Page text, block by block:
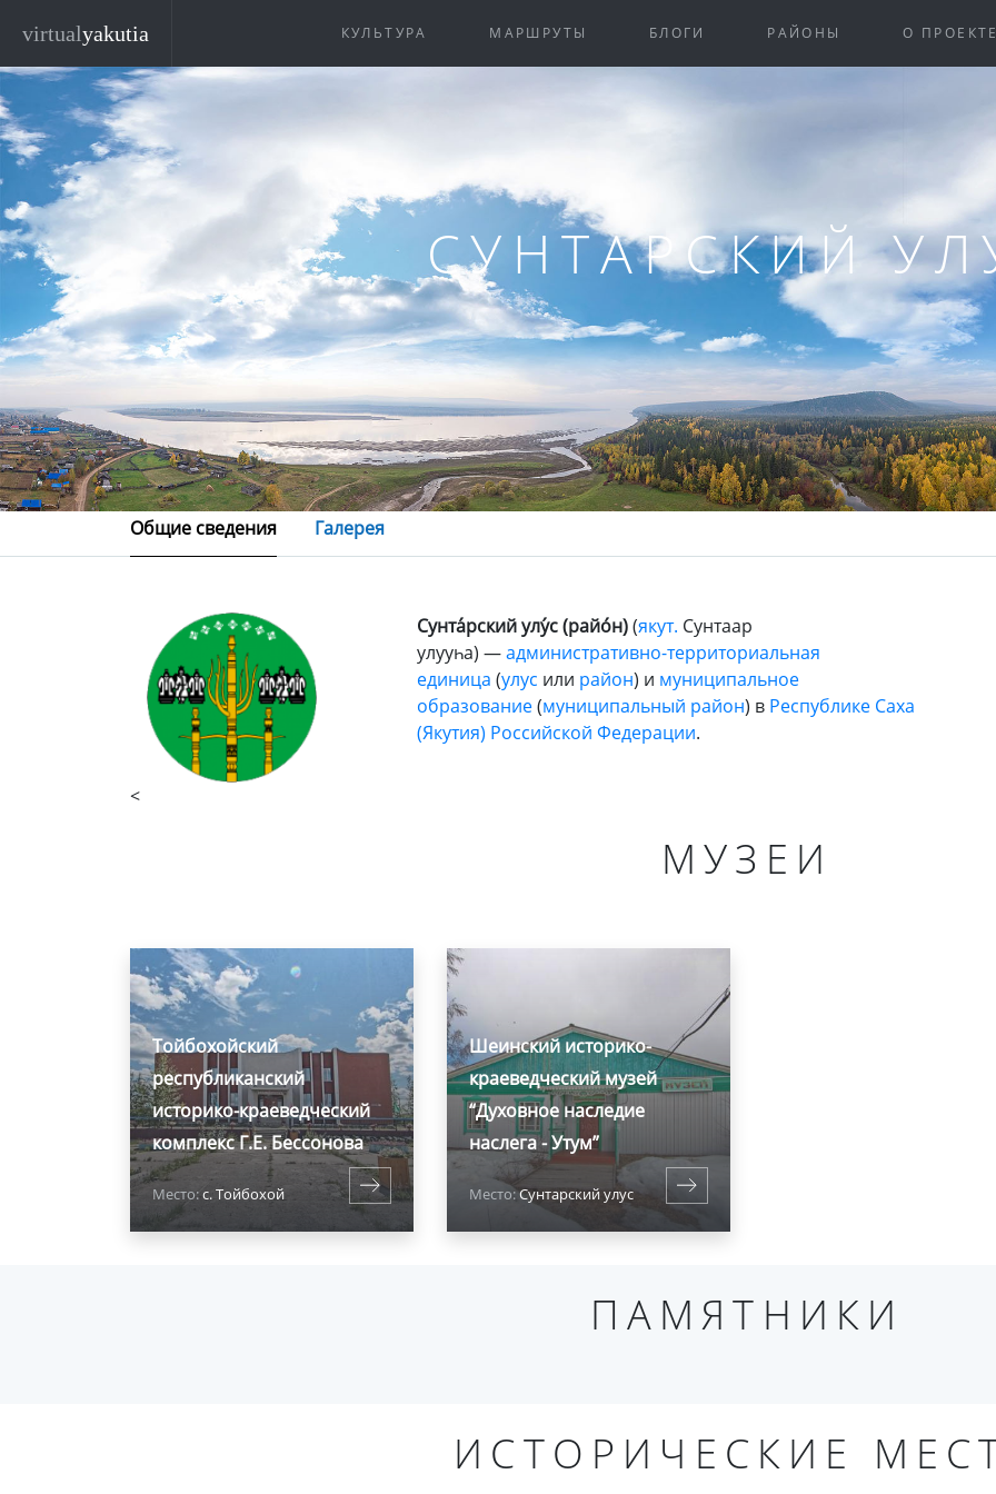
virtualyakutia КУЛЬТУРА МАРШРУТЫ БЛОГИ РАЙОНЫ О
СУНТАРСКИЙ
Общие сведения Галерея
Сунта́рский улу́с (райо́н)(якут. Сунтаар
улууһа) —административно-территориальная
единица (улус или район) и муниципальное
образование(муниципальный район) в Республике Саха
(Якутия) Российской Федерации.
<
МУЗЕИ
Тойбохойский
республиканский
историко-краеведческий
комплекс Г.Е. Бессонова
Место:с. Тойбохой
Шеинский историко-
краеведческий музей
“Духовное наследие
наслега - Утум”
Место:Сунтарский улус
ПАМЯТНИКИ
ИСТОРИЧЕСКИЕ